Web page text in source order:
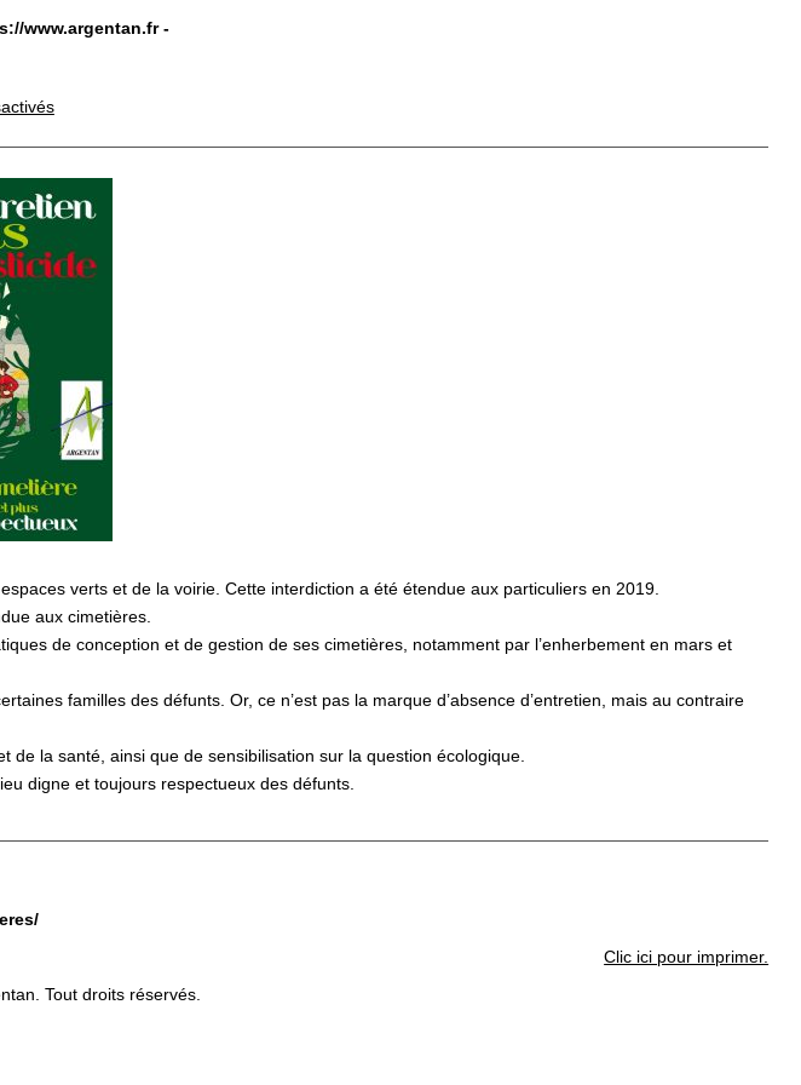
www.argentan.fr-
verts et de la voirie. Cette interdiction a été étendue aux particuliers en 2019.
aux cimetières.
de conception et de gestion de ses cimetières, notamment par l’enherbement en mars et
familles des défunts. Or, ce n’est pas la marque d’absence d’entretien, mais au contraire
de la santé, ainsi que de sensibilisation sur la question écologique.
digne et toujours respectueux des défunts.
Clic ici pour imprimer.
Tout droits réservés.